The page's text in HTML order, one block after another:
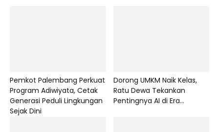
Pemkot Palembang Perkuat
Program Adiwiyata, Cetak
Generasi Peduli Lingkungan
Sejak Dini
Dorong UMKM Naik Kelas,
Ratu Dewa Tekankan
Pentingnya AI di Era...